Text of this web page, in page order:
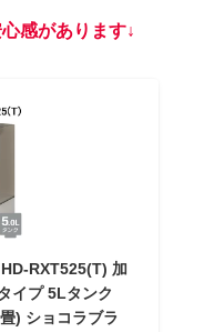
感があります↓
RXT525(T) 加
イプ 5Lタンク
) ショコラブラ